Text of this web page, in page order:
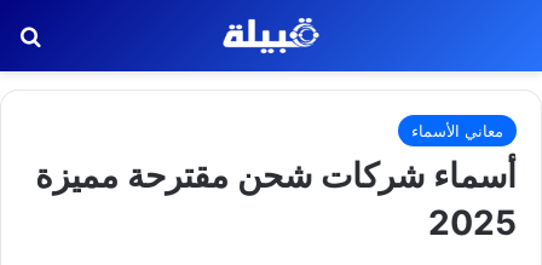
معاني الأسماء
أسماء شركات شحن مقترحة مميزة
2025